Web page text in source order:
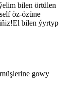
bilen örtülen
öz-özüne
bilen ýyrtyp
gowy